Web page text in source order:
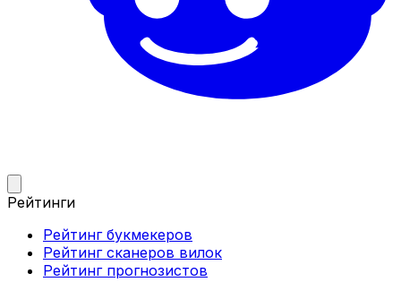
Рейтинги
Рейтинг букмекеров
Рейтинг сканеров вилок
Рейтинг прогнозистов